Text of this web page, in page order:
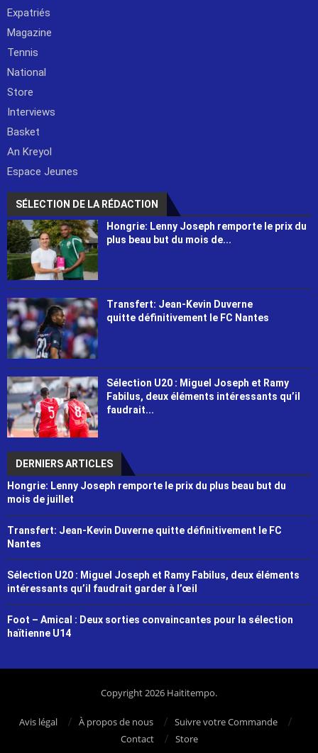
Expatriés
Magazine
Tennis
National
Store
Interviews
Basket
An Kreyol
Espace Jeunes
SÉLECTION DE LA RÉDACTION
Hongrie: Lenny Joseph remporte le prix du
plus beau but du mois de...
Transfert: Jean-Kevin Duverne
quitte définitivement le FC Nantes
Sélection U20 : Miguel Joseph et Ramy
Fabilus, deux éléments intéressants qu’il
faudrait...
DERNIERS ARTICLES
Hongrie: Lenny Joseph remporte le prix du plus beau but du
mois de juillet
Transfert: Jean-Kevin Duverne quitte définitivement le FC
Nantes
Sélection U20 : Miguel Joseph et Ramy Fabilus, deux éléments
intéressants qu’il faudrait garder à l’œil
Foot – Amical : Deux sorties convaincantes pour la sélection
haïtienne U14
Copyright 2026 Haititempo.
Avis légal À propos de nous
Suivre votre Commande
Contact
Store